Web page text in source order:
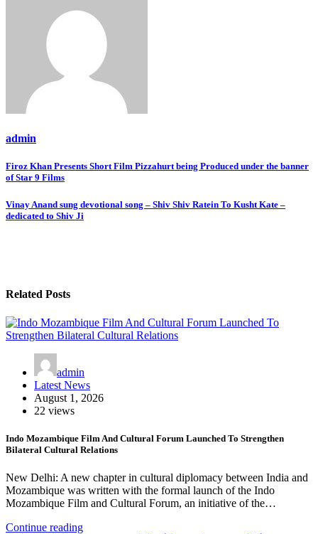
admin
Post
navigation
Firoz Khan Presents Short Film Pizzahurt being Produced under the banner
of Star 9 Films
Vinay Anand sung devotional song – Shiv Shiv Ratein To Kusht Kate –
dedicated to Shiv Ji
Related Posts
admin
Latest News
August 1, 2026
22 views
Indo Mozambique Film And Cultural Forum Launched To Strengthen
Bilateral Cultural Relations
New Delhi: A new chapter in cultural diplomacy between India and
Mozambique was written with the formal launch of the Indo
Mozambique Film and Cultural Forum, an initiative of the…
Continue reading